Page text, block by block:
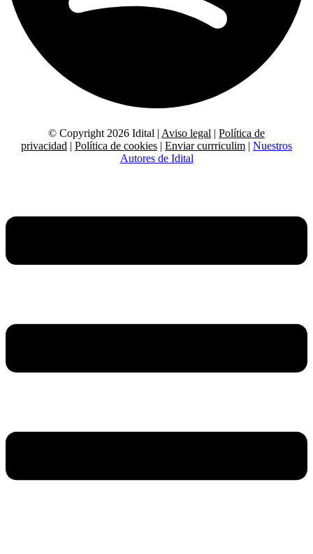
© Copyright 2026 Idital | Aviso legal | Política de
privacidad | Política de cookies | Enviar currriculim | Nuestros
Autores de Idital